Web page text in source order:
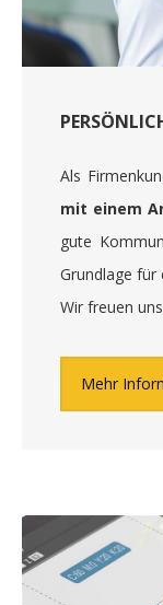
Als
mit einem
gute
Grundlage für
Wir freuen
Mehr